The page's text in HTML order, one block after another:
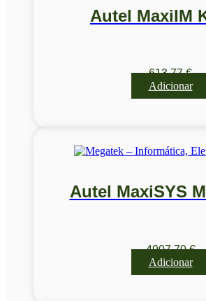
Autel MaxiIM
613,77€
Adicionar
Autel MaxiSYS
4907,70€
Adicionar